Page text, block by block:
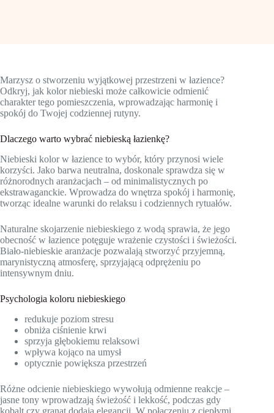
Marzysz o stworzeniu wyjątkowej przestrzeni w łazience?
Odkryj, jak kolor niebieski może całkowicie odmienić
charakter tego pomieszczenia, wprowadzając harmonię i
spokój do Twojej codziennej rutyny.
Dlaczego warto wybrać niebieską łazienkę?
Niebieski kolor w łazience to wybór, który przynosi wiele
korzyści. Jako barwa neutralna, doskonale sprawdza się w
różnorodnych aranżacjach – od minimalistycznych po
ekstrawaganckie. Wprowadza do wnętrza spokój i harmonię,
tworząc idealne warunki do relaksu i codziennych rytuałów.
Naturalne skojarzenie niebieskiego z wodą sprawia, że jego
obecność w łazience potęguje wrażenie czystości i świeżości.
Biało-niebieskie aranżacje pozwalają stworzyć przyjemną,
marynistyczną atmosferę, sprzyjającą odprężeniu po
intensywnym dniu.
Psychologia koloru niebieskiego
redukuje poziom stresu
obniża ciśnienie krwi
sprzyja głębokiemu relaksowi
wpływa kojąco na umysł
optycznie powiększa przestrzeń
Różne odcienie niebieskiego wywołują odmienne reakcje –
jasne tony wprowadzają świeżość i lekkość, podczas gdy
kobalt czy granat dodają elegancji. W połączeniu z ciepłymi